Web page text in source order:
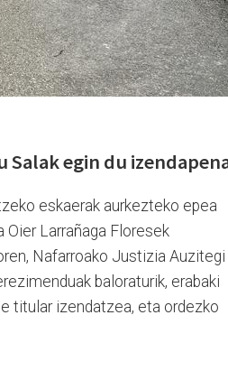
egin du
eskaerak aurkezteko epea
Oier Larrañaga Floresek
Nafarroako Justizia Auzitegi
baloraturik, erabaki
titular izendatzea, eta ordezko